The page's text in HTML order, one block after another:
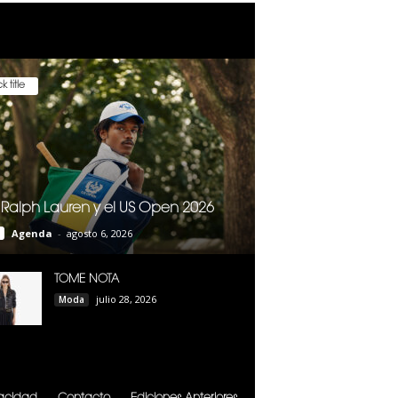
title
Lauren y el US Open 2026
Agenda - agosto 6, 2026
TOME NOTA
Moda julio 28, 2026